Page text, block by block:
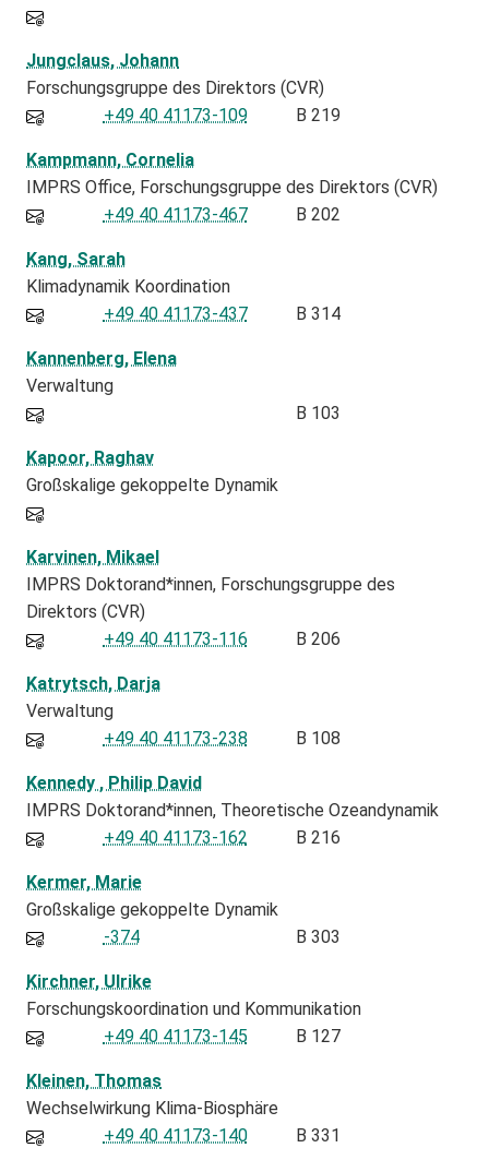
Jungclaus, Johann
Forschungsgruppe des Direktors (CVR)
+49 40 41173-109
B 219
Kampmann, Cornelia
IMPRS Office Forschungsgruppe des Direktors (CVR)
+49 40 41173-467
B 202
Kang, Sarah
Klimadynamik Koordination
+49 40 41173-437
B 314
Kannenberg, Elena
Verwaltung
B 103
Kapoor, Raghav
Großskalige gekoppelte Dynamik
Karvinen, Mikael
IMPRS Doktorand*innen Forschungsgruppe des
Direktors (CVR)
+49 40 41173-116
B 206
Katrytsch, Darja
Verwaltung
+49 40 41173-238
B 108
Kennedy , Philip David
IMPRS Doktorand*innen Theoretische Ozeandynamik
+49 40 41173-162
B 216
Kermer, Marie
Großskalige gekoppelte Dynamik
-374
B 303
Kirchner, Ulrike
Forschungskoordination und Kommunikation
+49 40 41173-145
B 127
Kleinen, Thomas
Wechselwirkung Klima-Biosphäre
+49 40 41173-140
B 331